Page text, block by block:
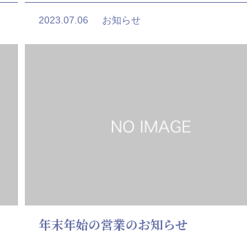
2023.07.06 お知らせ
年末年始の営業のお知らせ